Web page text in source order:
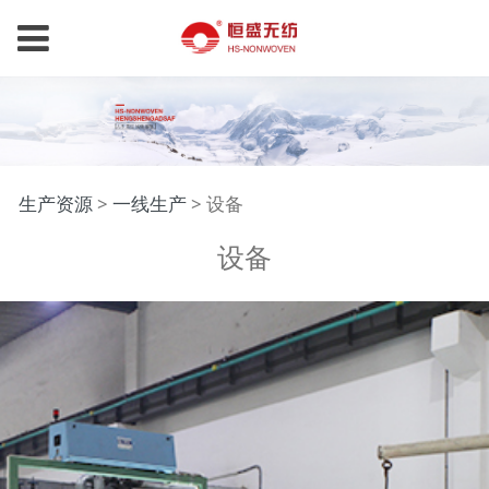
设备
生产资源> 一线生产> 设备
设备